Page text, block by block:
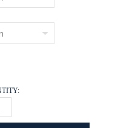
CLAY DARK (178) QUANTITY